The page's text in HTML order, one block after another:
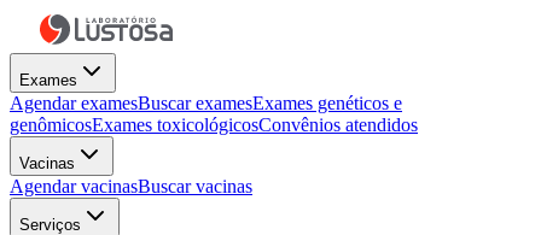
Exames
Agendar examesBuscar examesExames genéticos e
genômicosExames toxicológicosConvênios atendidos
Vacinas
Agendar vacinasBuscar vacinas
Serviços